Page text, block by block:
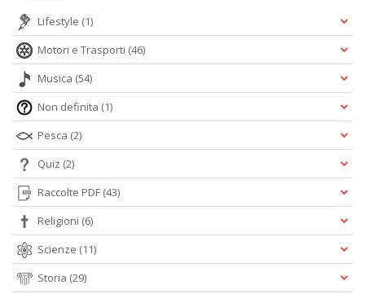
Lifestyle (1)
Motori e Trasporti (46)
Musica (54)
Non definita (1)
Pesca (2)
Quiz (2)
Raccolte PDF (43)
Religioni (6)
Scienze (11)
Storia (29)